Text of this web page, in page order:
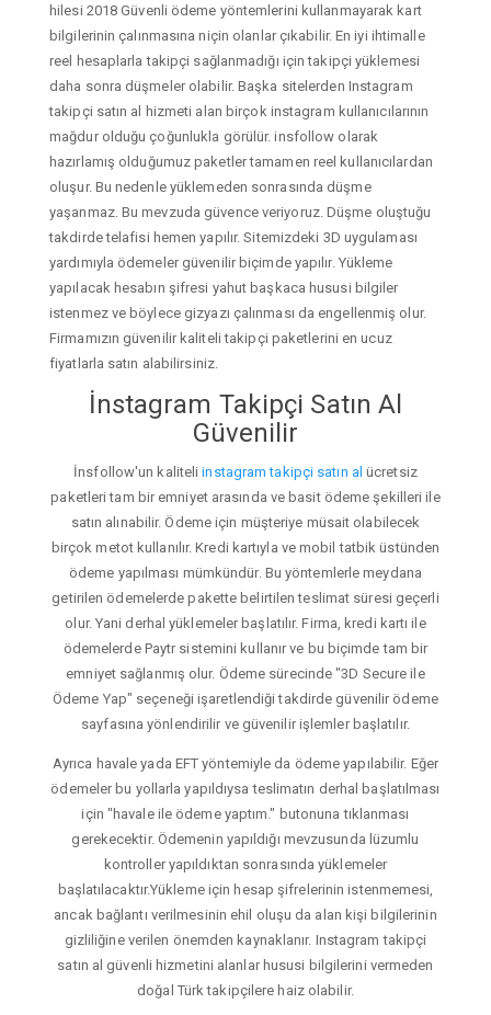
hilesi 2018 Güvenli ödeme yöntemlerini kullanmayarak kart
bilgilerinin çalınmasına niçin olanlar çıkabilir. En iyi ihtimalle
reel hesaplarla takipçi sağlanmadığı için takipçi yüklemesi
daha sonra düşmeler olabilir. Başka sitelerden Instagram
takipçi satın al hizmeti alan birçok instagram kullanıcılarının
mağdur olduğu çoğunlukla görülür. insfollow olarak
hazırlamış olduğumuz paketler tamamen reel kullanıcılardan
oluşur. Bu nedenle yüklemeden sonrasında düşme
yaşanmaz. Bu mevzuda güvence veriyoruz. Düşme oluştuğu
takdirde telafisi hemen yapılır. Sitemizdeki 3D uygulaması
yardımıyla ödemeler güvenilir biçimde yapılır. Yükleme
yapılacak hesabın şifresi yahut başkaca hususi bilgiler
istenmez ve böylece gizyazı çalınması da engellenmiş olur.
Firmamızın güvenilir kaliteli takipçi paketlerini en ucuz
fiyatlarla satın alabilirsiniz.
İnstagram Takipçi Satın Al
Güvenilir
İnsfollow'un kaliteliinstagram takipçi satın al ücretsiz
paketleri tam bir emniyet arasında ve basit ödeme şekilleri ile
satın alınabilir. Ödeme için müşteriye müsait olabilecek
birçok metot kullanılır. Kredi kartıyla ve mobil tatbik üstünden
ödeme yapılması mümkündür. Bu yöntemlerle meydana
getirilen ödemelerde pakette belirtilen teslimat süresi geçerli
olur. Yani derhal yüklemeler başlatılır. Firma, kredi kartı ile
ödemelerde Paytr sistemini kullanır ve bu biçimde tam bir
emniyet sağlanmış olur. Ödeme sürecinde "3D Secure ile
Ödeme Yap" seçeneği işaretlendiği takdirde güvenilir ödeme
sayfasına yönlendirilir ve güvenilir işlemler başlatılır.
Ayrıca havale yada EFT yöntemiyle da ödeme yapılabilir. Eğer
ödemeler bu yollarla yapıldıysa teslimatın derhal başlatılması
için "havale ile ödeme yaptım." butonuna tıklanması
gerekecektir. Ödemenin yapıldığı mevzusunda lüzumlu
kontroller yapıldıktan sonrasında yüklemeler
başlatılacaktır.Yükleme için hesap şifrelerinin istenmemesi,
ancak bağlantı verilmesinin ehil oluşu da alan kişi bilgilerinin
gizliliğine verilen önemden kaynaklanır. Instagram takipçi
satın al güvenli hizmetini alanlar hususi bilgilerini vermeden
doğal Türk takipçilere haiz olabilir.